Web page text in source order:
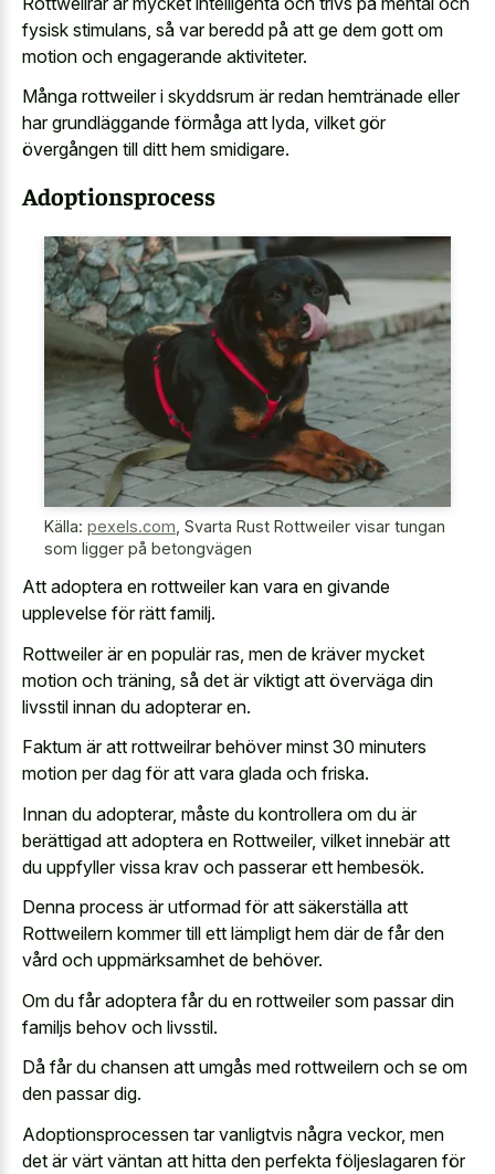
fysisk stimulans, så var beredd på att ge dem gott om
motion och engagerande aktiviteter.
Många rottweiler i skyddsrum är redan hemtränade eller
har grundläggande förmåga att lyda, vilket gör
övergången till ditt hem smidigare.
Adoptionsprocess
Källa: pexels.com Svarta Rust Rottweiler visar tungan
som ligger på betongvägen
Att adoptera en rottweiler kan vara en givande
upplevelse för rätt familj.
Rottweiler är en populär ras, men de kräver mycket
motion och träning, så det är viktigt att överväga din
livsstil innan du adopterar en.
Faktum är att rottweilrar behöver minst 30 minuters
motion per dag för att vara glada och friska.
Innan du adopterar, måste du kontrollera om du är
berättigad att adoptera en Rottweiler, vilket innebär att
du uppfyller vissa krav och passerar ett hembesök.
Denna process är utformad för att säkerställa att
Rottweilern kommer till ett lämpligt hem där de får den
vård och uppmärksamhet de behöver.
Om du får adoptera får du en rottweiler som passar din
familjs behov och livsstil.
Då får du chansen att umgås med rottweilern och se om
den passar dig.
Adoptionsprocessen tar vanligtvis några veckor, men
det är värt väntan att hitta den perfekta följeslagaren för